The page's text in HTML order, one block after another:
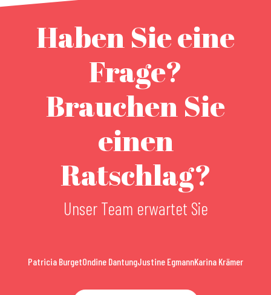
Haben Sie eine
Frage?
Brauchen Sie
einen
Ratschlag?
Unser Team erwartet Sie
Patricia BurgetOndine DantungJustine EgmannKarina Krämer